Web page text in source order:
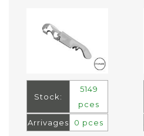
Stock:
5149
pces
Arrivages
0 pces